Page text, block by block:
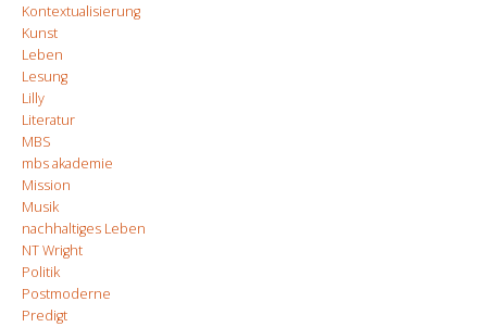
Kontextualisierung
Kunst
Leben
Lesung
Lilly
Literatur
MBS
mbs akademie
Mission
Musik
nachhaltiges Leben
NT Wright
Politik
Postmoderne
Predigt